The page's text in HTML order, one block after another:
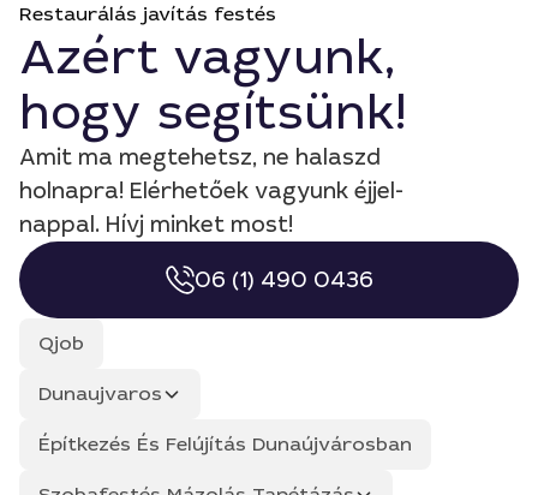
Restaurálás javítás festés
Azért vagyunk,
hogy segítsünk!
Amit ma megtehetsz, ne halaszd
holnapra! Elérhetőek vagyunk éjjel-
nappal. Hívj minket most!
06 (1) 490 0436
Qjob
Dunaujvaros
Építkezés És Felújítás Dunaújvárosban